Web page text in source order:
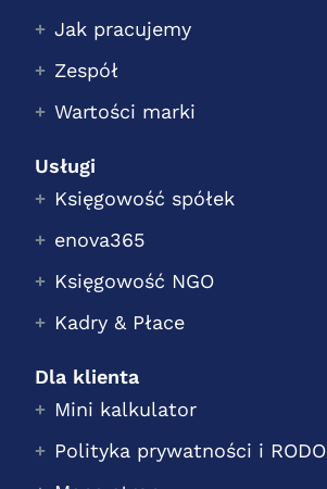
Jak pracujemy
Zespół
Wartości marki
Usługi
Księgowość spółek
enova365
Księgowość NGO
Kadry & Płace
Dla klienta
Mini kalkulator
Polityka prywatności i RODO